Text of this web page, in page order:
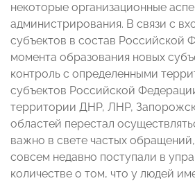
некоторые организационные
администрирования. В связи с
субъектов в состав Российской
момента образования новых
контроль с определенными
субъектов Российской
территории ДНР, ЛНР,
областей перестал
важно в свете частых
совсем недавно поступали в
количестве о том, что у людей